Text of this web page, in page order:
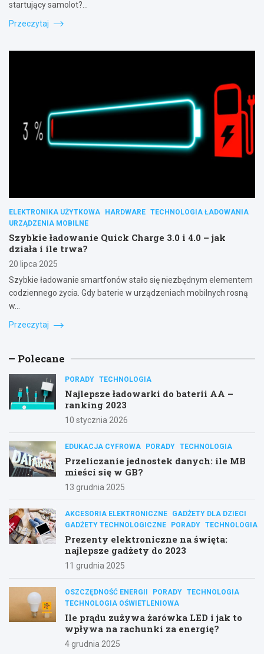
startujący samolot?…
Przeczytaj
ELEKTRONIKA UŻYTKOWA HARDWARE TECHNOLOGIA ŁADOWANIA
URZĄDZENIA MOBILNE
Szybkie ładowanie Quick Charge 3.0 i 4.0 – jak
działa i ile trwa?
20 lipca 2025
Szybkie ładowanie smartfonów stało się niezbędnym elementem
codziennego życia. Gdy baterie w urządzeniach mobilnych rosną
w…
Przeczytaj
Polecane
PORADY TECHNOLOGIA
Najlepsze ładowarki do baterii AA –
ranking 2023
10 stycznia 2026
EDUKACJA CYFROWA PORADY TECHNOLOGIA
Przeliczanie jednostek danych: ile MB
mieści się w GB?
13 grudnia 2025
AKCESORIA ELEKTRONICZNE
GADŻETY DLA DZIECI
GADŻETY TECHNOLOGICZNE
PORADY TECHNOLOGIA
Prezenty elektroniczne na święta:
najlepsze gadżety do 2023
11 grudnia 2025
OSZCZĘDNOŚĆ ENERGII PORADY TECHNOLOGIA
TECHNOLOGIA OŚWIETLENIOWA
Ile prądu zużywa żarówka LED i jak to
wpływa na rachunki za energię?
4 grudnia 2025